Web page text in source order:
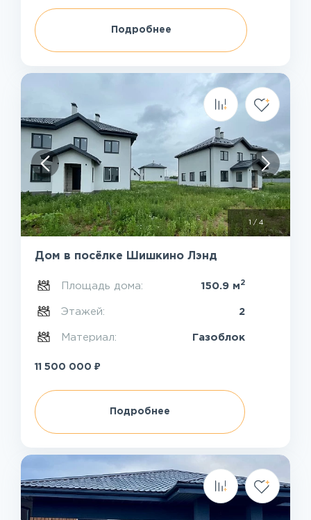
Подробнее
1 / 4
Дом в посёлке Шишкино Лэнд
Площадь дома: 150.9 м 2
Этажей: 2
Материал: Газоблок
11 500 000 ₽
Подробнее